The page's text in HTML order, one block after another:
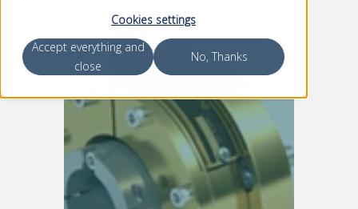
Cookies settings
Accept everything and
close
No, Thanks